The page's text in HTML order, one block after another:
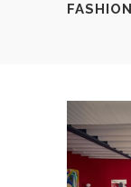
FASHION